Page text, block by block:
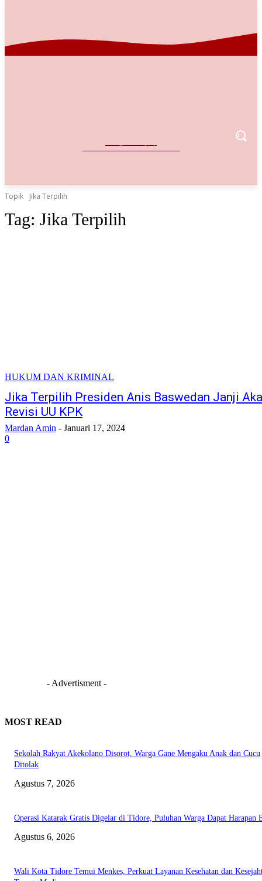
Referensi Bisnis Indonesia
Topik Jika Terpilih
Tag: Jika Terpilih
HUKUM DAN KRIMINAL
Jika Terpilih Presiden Anis Baswedan Janji
Revisi UU KPK
Mardan Amin - Januari 17, 2024
0
- Advertisment -
MOST READ
Sekolah Rakyat Akekolano Disorot, Warga Gane Mengaku Anak dan Cucu
Ditolak
Agustus 7, 2026
Operasi Katarak Gratis Digelar di Tidore, Puluhan Warga Dapat Harapan
Agustus 6, 2026
Wali Kota Tidore Temui Menkes, Perkuat Layanan Kesehatan dan